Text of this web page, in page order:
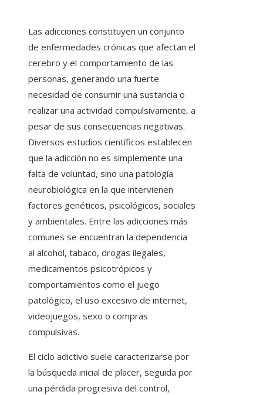
Las adicciones constituyen un conjunto
de enfermedades crónicas que afectan el
cerebro y el comportamiento de las
personas, generando una fuerte
necesidad de consumir una sustancia o
realizar una actividad compulsivamente, a
pesar de sus consecuencias negativas.
Diversos estudios científicos establecen
que la adicción no es simplemente una
falta de voluntad, sino una patología
neurobiológica en la que intervienen
factores genéticos, psicológicos, sociales
y ambientales. Entre las adicciones más
comunes se encuentran la dependencia
al alcohol, tabaco, drogas ilegales,
medicamentos psicotrópicos y
comportamientos como el juego
patológico, el uso excesivo de internet,
videojuegos, sexo o compras
compulsivas.
El ciclo adictivo suele caracterizarse por
la búsqueda inicial de placer, seguida por
una pérdida progresiva del control,